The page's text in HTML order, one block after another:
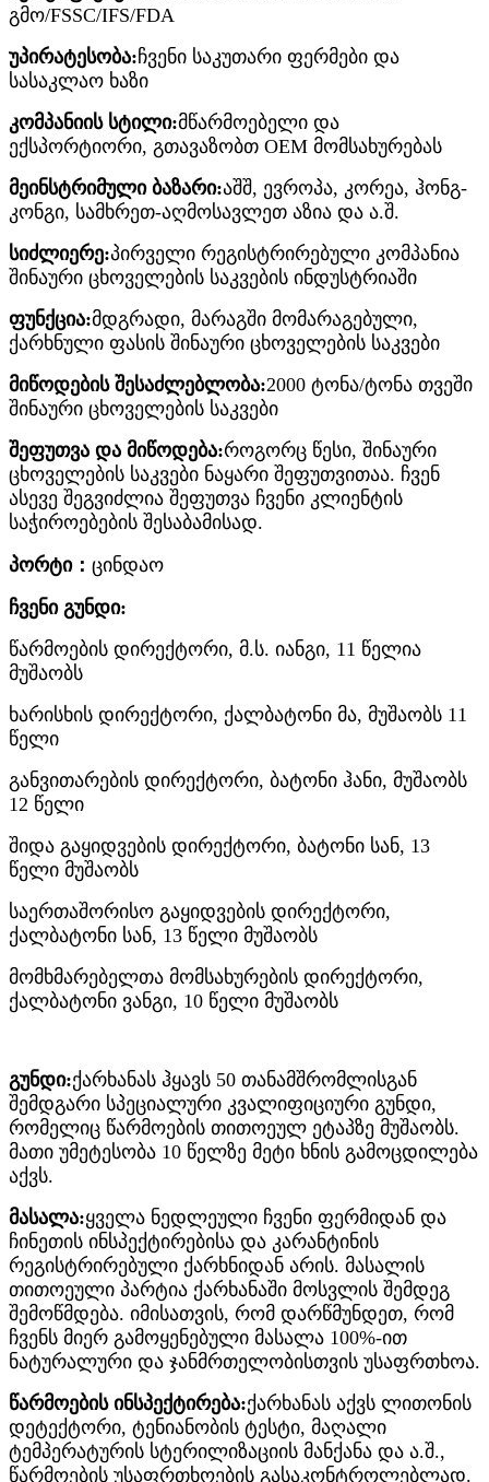
გმო/FSSC/IFS/FDA
უპირატესობა:ჩვენი საკუთარი ფერმები და
სასაკლაო ხაზი
კომპანიის სტილი:მწარმოებელი და
ექსპორტიორი, გთავაზობთ OEM მომსახურებას
მეინსტრიმული ბაზარი:აშშ, ევროპა, კორეა, ჰონგ-
კონგი, სამხრეთ-აღმოსავლეთ აზია და ა.შ.
სიძლიერე:პირველი რეგისტრირებული კომპანია
შინაური ცხოველების საკვების ინდუსტრიაში
ფუნქცია:მდგრადი, მარაგში მომარაგებული,
ქარხნული ფასის შინაური ცხოველების საკვები
მიწოდების შესაძლებლობა:2000 ტონა/ტონა თვეში
შინაური ცხოველების საკვები
შეფუთვა და მიწოდება:როგორც წესი, შინაური
ცხოველების საკვები ნაყარი შეფუთვითაა. ჩვენ
ასევე შეგვიძლია შეფუთვა ჩვენი კლიენტის
საჭიროებების შესაბამისად.
პორტი： ცინდაო
ჩვენი გუნდი:
წარმოების დირექტორი, მ.ს. იანგი, 11 წელია
მუშაობს
ხარისხის დირექტორი, ქალბატონი მა, მუშაობს 11
წელი
განვითარების დირექტორი, ბატონი ჰანი, მუშაობს
12 წელი
შიდა გაყიდვების დირექტორი, ბატონი სან, 13
წელი მუშაობს
საერთაშორისო გაყიდვების დირექტორი,
ქალბატონი სან, 13 წელი მუშაობს
მომხმარებელთა მომსახურების დირექტორი,
ქალბატონი ვანგი, 10 წელი მუშაობს
გუნდი:ქარხანას ჰყავს 50 თანამშრომლისგან
შემდგარი სპეციალური კვალიფიციური გუნდი,
რომელიც წარმოების თითოეულ ეტაპზე მუშაობს.
მათი უმეტესობა 10 წელზე მეტი ხნის გამოცდილება
აქვს.
მასალა:ყველა ნედლეული ჩვენი ფერმიდან და
ჩინეთის ინსპექტირებისა და კარანტინის
რეგისტრირებული ქარხნიდან არის. მასალის
თითოეული პარტია ქარხანაში მოსვლის შემდეგ
შემოწმდება. იმისათვის, რომ დარწმუნდეთ, რომ
ჩვენს მიერ გამოყენებული მასალა 100%-ით
ნატურალური და ჯანმრთელობისთვის უსაფრთხოა.
წარმოების ინსპექტირება:ქარხანას აქვს ლითონის
დეტექტორი, ტენიანობის ტესტი, მაღალი
ტემპერატურის სტერილიზაციის მანქანა და ა.შ.,
წარმოების უსაფრთხოების გასაკონტროლებლად.